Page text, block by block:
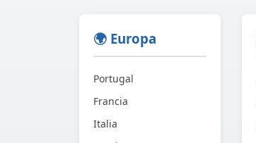
🌍 Europa
Portugal
Francia
Italia